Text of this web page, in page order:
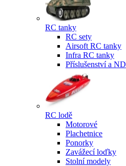
RC tanky
RC sety
Airsoft RC tanky
Infra RC tanky
Příslušenství a ND
RC lodě
Motorové
Plachetnice
Ponorky
Zavážecí loďky
Stolní modely